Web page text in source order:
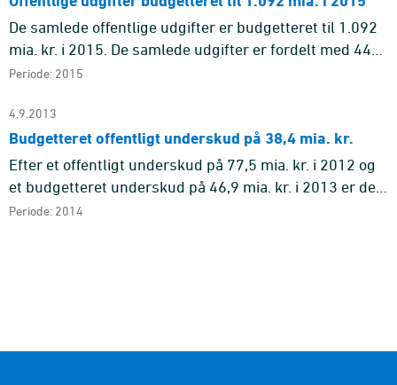
De samlede offentlige udgifter er budgetteret til 1.092
mia. kr. i 2015. De samlede udgifter er fordelt med 44
pct. til social beskyttelse, som dermed er det største
Periode: 2015
4.9.2013
Budgetteret offentligt underskud på 38,4 mia. kr.
Efter et offentligt underskud på 77,5 mia. kr. i 2012 og
et budgetteret underskud på 46,9 mia. kr. i 2013 er der
nu budgetteret med et underskud på 38,4 mia. kr. i
Periode: 2014